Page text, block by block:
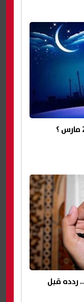
دعاء نية صيام شهر رمضان 2026.. ردده قبل